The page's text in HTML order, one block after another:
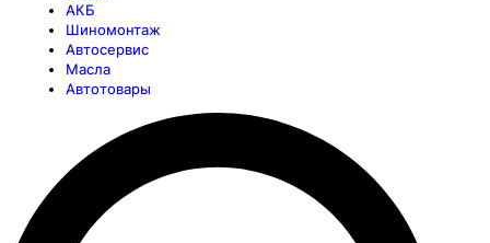
АКБ
Шиномонтаж
Автосервис
Масла
Автотовары